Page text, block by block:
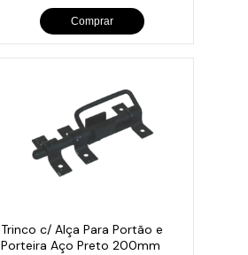
Comprar
Trinco c/ Alça Para Portão e
Porteira Aço Preto 200mm